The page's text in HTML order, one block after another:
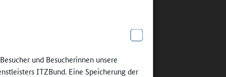
und Besucherinnen unsere
ITZBund. Eine Speicherung der
und